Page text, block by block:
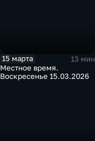
15 марта
13 мин
Местное время.
Воскресенье 15.03.2026